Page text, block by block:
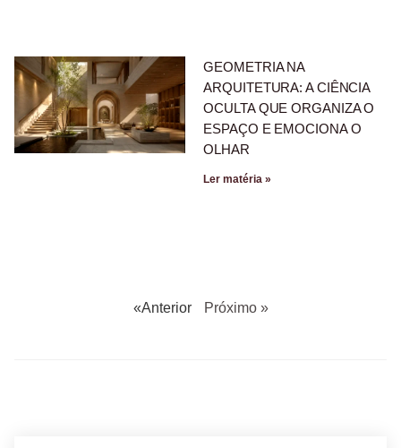
GEOMETRIA NA
ARQUITETURA: A CIÊNCIA
OCULTA QUE ORGANIZA O
ESPAÇO E EMOCIONA O
OLHAR
Ler matéria »
«Anterior Próximo »